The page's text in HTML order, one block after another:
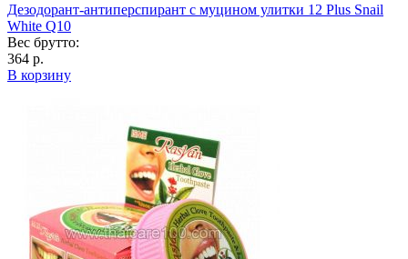
Дезодорант-антиперспирант с муцином улитки 12 Plus Snail
White Q10
Вес брутто:
364 р.
В корзину